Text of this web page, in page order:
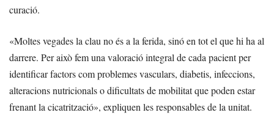
curació.
«Moltes vegades la clau no és a la ferida, sinó en tot el que hi ha al
darrere. Per això fem una valoració integral de cada pacient per
identificar factors com problemes vasculars, diabetis, infeccions,
alteracions nutricionals o dificultats de mobilitat que poden estar
frenant la cicatrització», expliquen les responsables de la unitat.